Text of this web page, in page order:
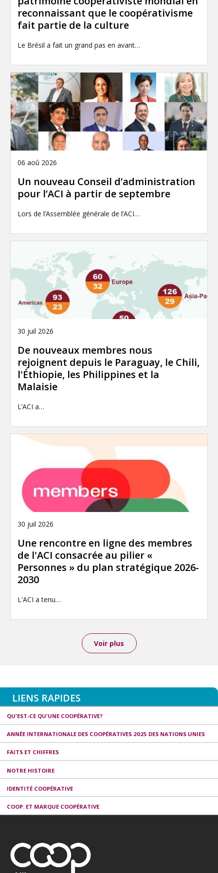
reconnaissant que le coopérativisme
fait partie de la culture
Le Brésil a fait un grand pas en avant…
06 aoû 2026
Un nouveau Conseil d’administration
pour l’ACI à partir de septembre
Lors de l’Assemblée générale de l’ACI…
30 juil 2026
De nouveaux membres nous
rejoignent depuis le Paraguay, le Chili,
l'Éthiopie, les Philippines et la
Malaisie
L’ACI a…
30 juil 2026
Une rencontre en ligne des membres
de l'ACI consacrée au pilier «
Personnes » du plan stratégique 2026-
2030
L'ACI a tenu…
Voir plus
LIENS RAPIDES
QU'EST-CE QU'UNE COOPÉRATIVE?
ANNÉE INTERNATIONALE DES COOPÉRATIVES 2025 DES NATIONS UNIES
FAITS ET CHIFFRES
NOTRE HISTOIRE
IDENTITÉ COOPÉRATIVE
COOP. ET MARQUE COOPÉRATIVE